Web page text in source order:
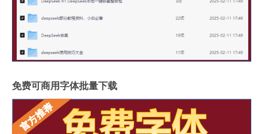
免费可商用字体批量下载